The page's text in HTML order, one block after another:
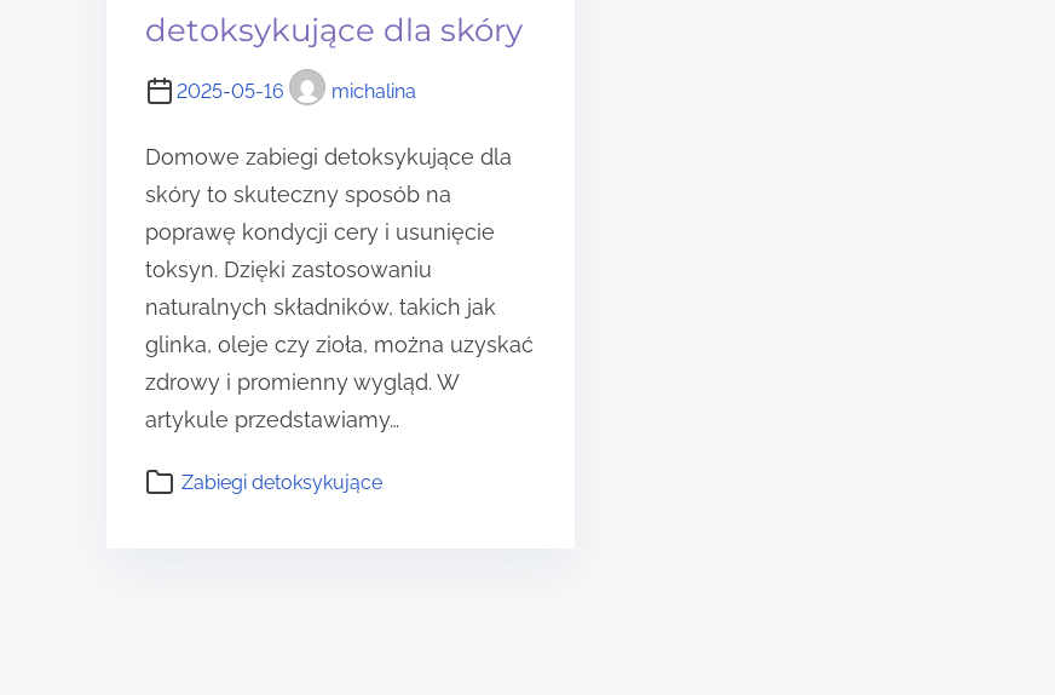
detoksykujące dla skóry
2025-05-16 michalina
Domowe zabiegi detoksykujące dla
skóry to skuteczny sposób na
poprawę kondycji cery i usunięcie
toksyn. Dzięki zastosowaniu
naturalnych składników, takich jak
glinka, oleje czy zioła, można uzyskać
zdrowy i promienny wygląd. W
artykule przedstawiamy…
Zabiegi detoksykujące